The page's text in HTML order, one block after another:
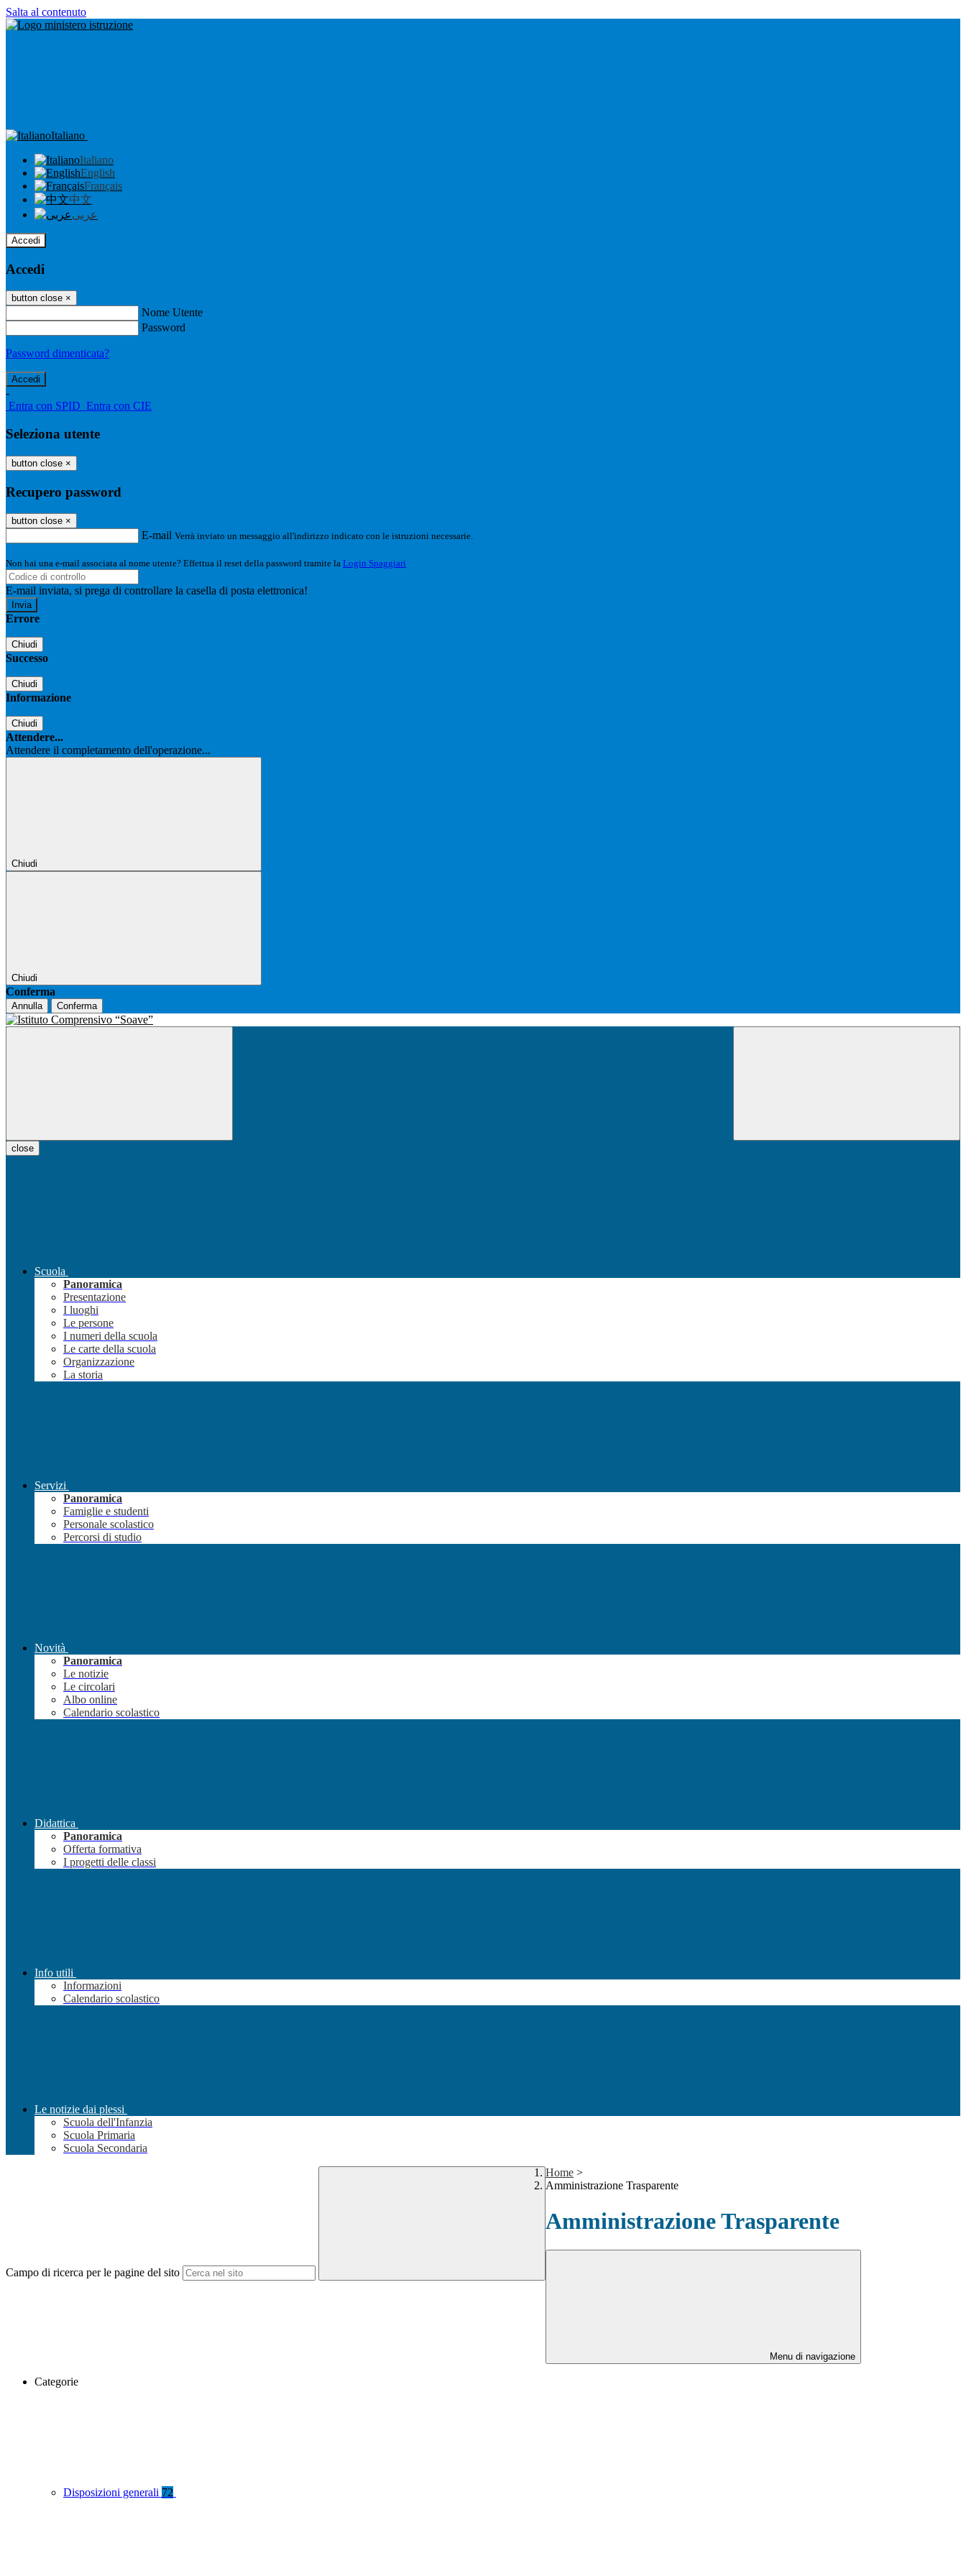
Salta al contenuto
Italiano
Italiano
English
Français
中文
عربى
Accedi
Accedi
button close ×
Nome Utente
Password
Password dimenticata?
-
Entra con SPID Entra con CIE
Seleziona utente
button close ×
Recupero password
button close ×
E-mail Verrà inviato un messaggio all'indirizzo indicato con le istruzioni necessarie.
Non hai una e-mail associata al nome utente? Effettua il reset della password tramite la Login Spaggiari
E-mail inviata, si prega di controllare la casella di posta elettronica!
Errore
Chiudi
Successo
Chiudi
Informazione
Chiudi
Attendere...
Attendere il completamento dell'operazione...
Chiudi
Chiudi
Conferma
Annulla Conferma
close
Scuola
Panoramica
Presentazione
I luoghi
Le persone
I numeri della scuola
Le carte della scuola
Organizzazione
La storia
Servizi
Panoramica
Famiglie e studenti
Personale scolastico
Percorsi di studio
Novità
Panoramica
Le notizie
Le circolari
Albo online
Calendario scolastico
Didattica
Panoramica
Offerta formativa
I progetti delle classi
Info utili
Informazioni
Calendario scolastico
Le notizie dai plessi
Scuola dell'Infanzia
Scuola Primaria
Scuola Secondaria
Campo di ricerca per le pagine del sito
Home >
Amministrazione Trasparente
Amministrazione Trasparente
Menu di navigazione
Categorie
Disposizioni generali 72